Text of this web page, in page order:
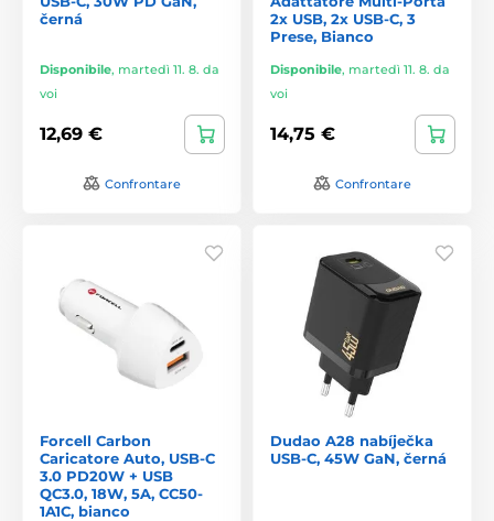
černá
Disponibile, martedì 11. 8. da
voi
12,69 €
Confrontare
2x USB, 2x USB-C, 3
Prese, Bianco
Disponibile, martedì 11. 8. da
voi
14,75 €
Confrontare
Forcell Carbon
Caricatore Auto, USB-C
3.0 PD20W + USB
QC3.0, 18W, 5A, CC50-
1A1C, bianco
Dudao A28 nabíječka
USB-C, 45W GaN, černá